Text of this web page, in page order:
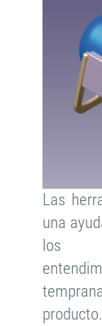
Las
una
los